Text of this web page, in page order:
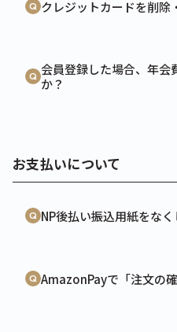
クレジットカードを削除
会員登録した場合、年会
か？
お支払いについて
NP後払い振込用紙をなく
AmazonPayで「注文の